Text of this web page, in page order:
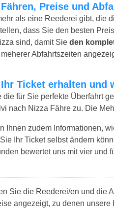
Fähren, Preise und
als eine Reederei gibt, die
dass Sie den besten
sind, damit Sie den
Abfahrtszeiten
Ihr Ticket erhalten
die für Sie perfekte Überfahrt
nach Nizza Fähre zu. Die
Ihnen zudem Informationen,
Ihr Ticket selbst ändern
bewertet uns mit vier und
Sie die Reederei/en und die
angezeigt, zu denen